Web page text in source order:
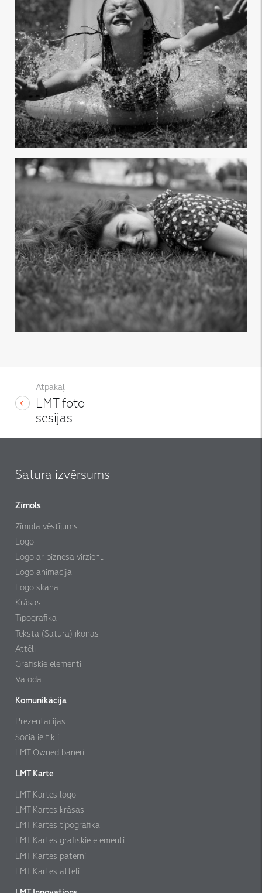
Atpakaļ
LMT foto
sesijas
Satura izvērsums
Zīmols
Zīmola vēstījums
Logo
Logo ar biznesa virzienu
Logo animācija
Logo skaņa
Krāsas
Tipografika
Teksta (Satura) ikonas
Attēli
Grafiskie elementi
Valoda
Komunikācija
Prezentācijas
Sociālie tīkli
LMT Owned baneri
LMT Karte
LMT Kartes logo
LMT Kartes krāsas
LMT Kartes tipografika
LMT Kartes grafiskie elementi
LMT Kartes paterni
LMT Kartes attēli